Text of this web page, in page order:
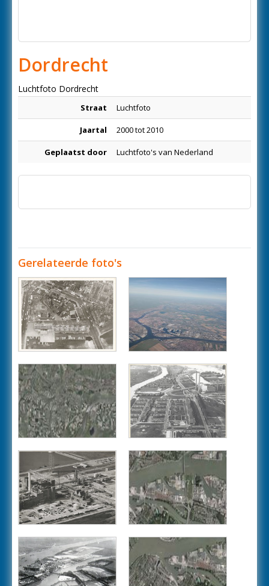
Dordrecht
Luchtfoto Dordrecht
Straat Luchtfoto
Jaartal 2000 tot 2010
Geplaatst door Luchtfoto's van Nederland
Gerelateerde foto's